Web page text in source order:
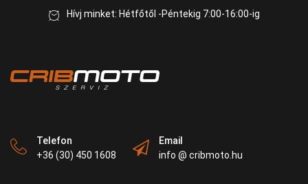
Hívj minket: Hétfőtől -Péntekig 7:00-16:00-ig
Telefon
+36 (30) 450 1608
Email
info @ cribmoto.hu